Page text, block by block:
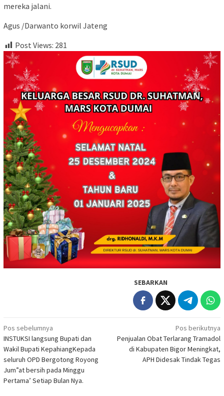
mereka jalani.
Agus /Darwanto korwil Jateng
Post Views: 281
SEBARKAN
Navigasi
pos
Pos sebelumnya
INSTUKSI langsung Bupati dan
Wakil Bupati KepahiangKepada
seluruh OPD Bergotong Royong
Jum”at bersih pada Minggu
Pertama’ Setiap Bulan Nya.
Pos berikutnya
Penjualan Obat Terlarang Tramadol
di Kabupaten Bigor Meningkat,
APH Didesak Tindak Tegas